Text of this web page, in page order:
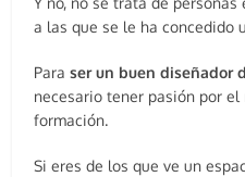
a las que se le ha concedido
Paraser un buen diseñador
necesario tener pasión por el
formación.
Si eres de los que ve un